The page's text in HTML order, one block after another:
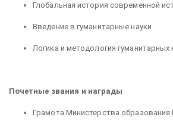
Глобальная история современной
Введение в гуманитарные науки
Логика и методология гуманитарных
Почетные звания и награды
Грамота Министерства образования